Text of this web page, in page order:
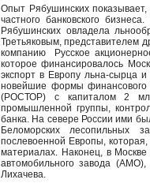
Опыт Рябушинских
частного банковского
Рябушинских овладела
Третьяковым, представителем
компанию
Русское
которое финансировалось
экспорт в Европу льна-сырца
новейшие формы финансового
(РОСТОР) с капиталом 2
промышленной группы,
банка. На севере России ими
Беломорских лесопильных
послевоенной Европы,
материалах. Наконец, в
автомобильного завода
Лихачева.